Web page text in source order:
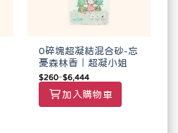
0碎塊超凝結混合砂-忘
憂森林香｜超凝小姐
$260–$6,444
加入購物車